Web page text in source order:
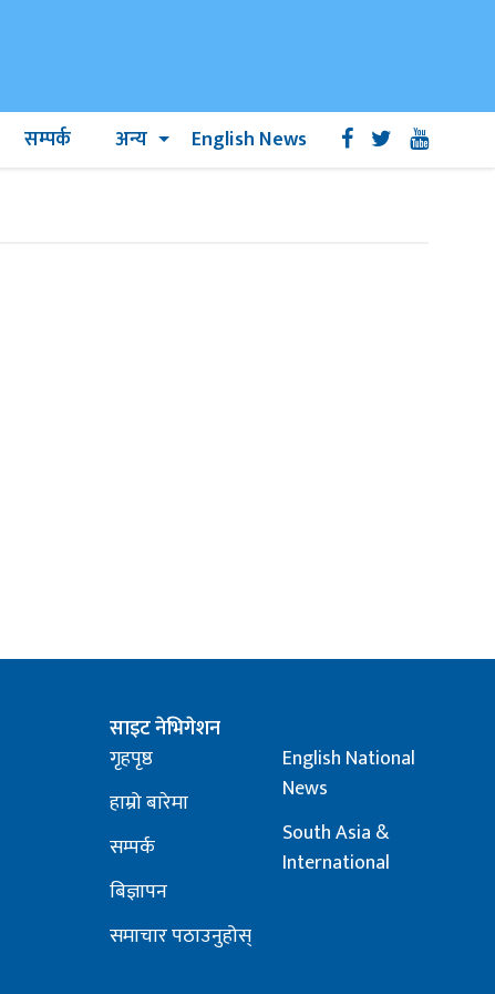
सम्पर्क अन्य English News
साइट नेभिगेशन
गृहपृष्ठ
हाम्रो बारेमा
सम्पर्क
बिज्ञापन
समाचार पठाउनुहोस्
English National
News
South Asia &
International